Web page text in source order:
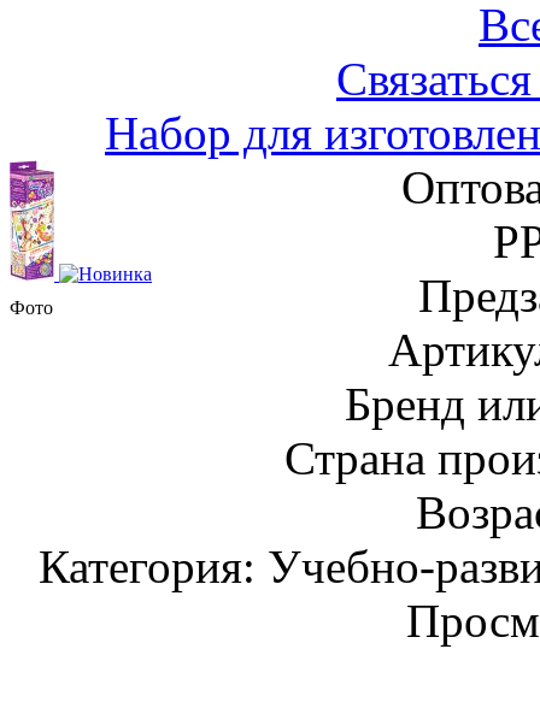
Набор для
Фото
Бренд
Страна
Категория: Учебно-